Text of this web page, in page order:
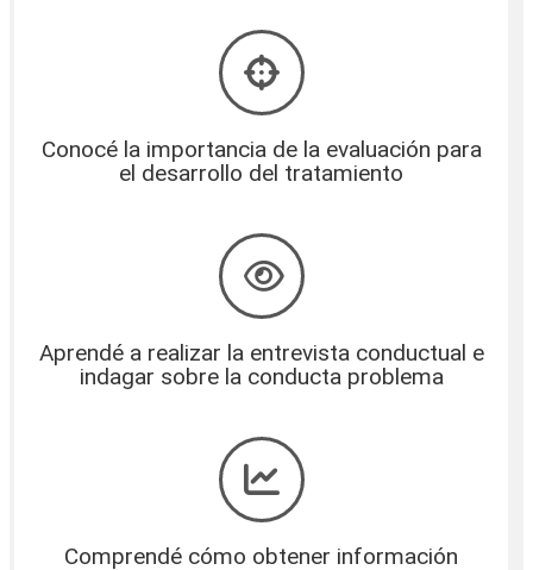
Conocé la importancia de la evaluación para
el desarrollo del tratamiento
Aprendé a realizar la entrevista conductual e
indagar sobre la conducta problema
Comprendé cómo obtener información